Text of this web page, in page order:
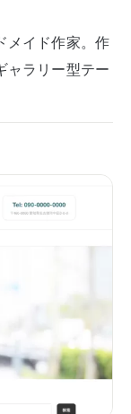
メイド作家。作
ャラリー型テー